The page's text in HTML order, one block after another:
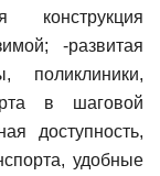
конструкция
-развитая
поликлиники,
в шаговой
доступность,
удобные